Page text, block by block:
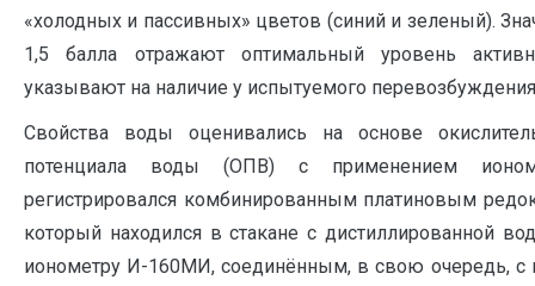
«холодных и пассивных» цветов (синий и зеленый).
1,5 балла отражают оптимальный уровень
указывают на наличие у испытуемого
Свойства воды оценивались на основе
потенциала воды (ОПВ) с применением
регистрировался комбинированным платиновым
который находился в стакане с дистиллированной
ионометру И-160МИ, соединённым, в свою очередь, с